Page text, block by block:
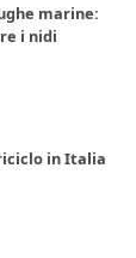
marine:
i nidi
in Italia